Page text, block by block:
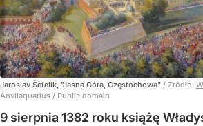
Jaroslav Šetelík, "Jasna Góra, Częstochowa" / Źródło:
Anvilaquarius / Public domain
9 sierpnia 1382 roku książę